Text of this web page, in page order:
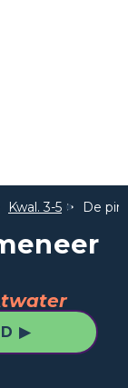
Kwal. 3-5 De
▶